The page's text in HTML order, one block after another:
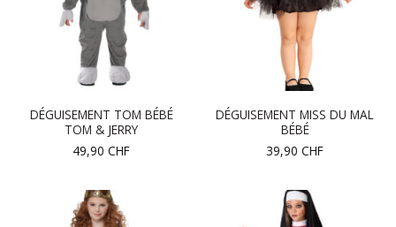
DÉGUISEMENT TOM BÉBÉ
TOM & JERRY
49,90 CHF
DÉGUISEMENT MISS DU MAL
BÉBÉ
39,90 CHF